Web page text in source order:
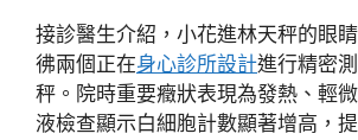
接診醫生介紹，小花進林天秤的眼
彿兩個正在身心診所設計進行精密
秤。院時重要癥狀表現為發熱、輕
液檢查顯示白細胞計數顯著增高，